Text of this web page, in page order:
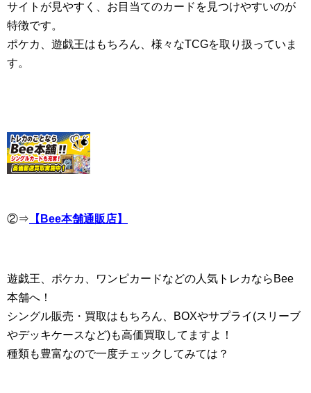
サイトが見やすく、お目当てのカードを見つけやすいのが
特徴です。
ポケカ、遊戯王はもちろん、様々なTCGを取り扱っていま
す。
②⇒ 【Bee本舗通販店】
遊戯王、ポケカ、ワンピカードなどの人気トレカならBee
本舗へ！
シングル販売・買取はもちろん、BOXやサプライ(スリーブ
やデッキケースなど)も高価買取してますよ！
種類も豊富なので一度チェックしてみては？